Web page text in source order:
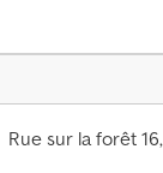
Rue sur la forêt